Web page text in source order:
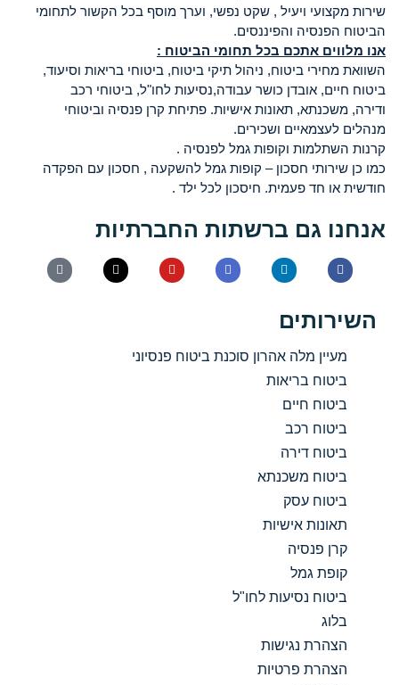
שירות מקצועי ויעיל , שקט נפשי, וערך מוסף בכל הקשור לתחומי
הביטוח הפנסיה והפיננסים.
אנו מלווים אתכם בכל תחומי הביטוח :
השוואת מחירי ביטוח, ניהול תיקי ביטוח, ביטוחי בריאות וסיעוד,
ביטוח חיים, אובדן כושר עבודה,נסיעות לחו"ל, ביטוחי רכב
ודירה, משכנתא, תאונות אישיות. פתיחת קרן פנסיה וביטוחי
מנהלים לעצמאיים ושכירים.
קרנות השתלמות וקופות גמל לפנסיה .
כמו כן שירותי חסכון – קופות גמל להשקעה , חסכון עם הפקדה
חודשית או חד פעמית. חיסכון לכל ילד .
אנחנו גם ברשתות החברתיות
השירותים
מעיין מלה אהרון סוכנת ביטוח פנסיוני
ביטוח בריאות
ביטוח חיים
ביטוח רכב
ביטוח דירה
ביטוח משכנתא
ביטוח עסק
תאונות אישיות
קרן פנסיה
קופת גמל
ביטוח נסיעות לחו"ל
בלוג
הצהרת נגישות
הצהרת פרטיות